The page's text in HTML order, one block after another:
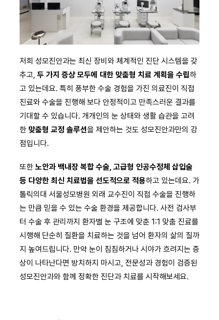
저희 성모진안과는 최신 장비와 체계적인 진단 시스템을 갖
추고, 두 가지 증상 모두에 대한 맞춤형 치료 계획을 수립하
고 있는데요. 특히 풍부한 수술 경험을 가진 의료진이 직접
진료와 수술을 진행해 보다 안정적이고 만족스러운 결과를
기대할 수 있습니다. 개개인의 눈 상태와 생활 습관을 고려
한 맞춤형 교정 솔루션을 제안하는 것도 성모진안과만의 강
점입니다.
또한 노안과 백내장 복합 수술, 고급형 인공수정체 삽입술
등 다양한 최신 치료법을 선도적으로 적용하고 있는데요. 가
톨릭의대 서울성모병원 외래 교수진이 직접 수술을 진행하
는 만큼 믿을 수 있는 수술 환경을 제공합니다. 사전 검사부
터 수술 후 관리까지 환자별 눈 구조에 맞춘 1:1 맞춤 진료를
시행해 단순히 질환을 치료하는 것을 넘어 환자의 삶의 질까
지 높여드립니다. 만약 눈이 침침하거나 시야가 흐려지는 증
상이 나타난다면 방치하지 마시고, 전문성과 경험이 검증된
성모진안과와 함께 정확한 진단과 치료를 시작해보세요.